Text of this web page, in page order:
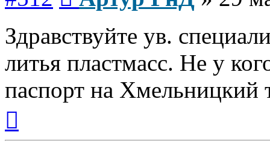
Здравствуйте ув.
литья пластмасс. Не у
паспорт на Хмельницкий
началу